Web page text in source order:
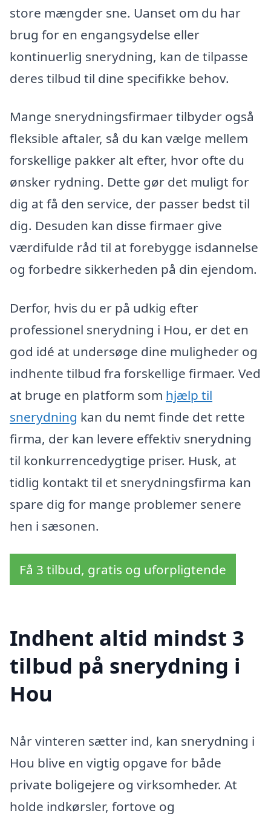
store mængder sne. Uanset om du har
brug for en engangsydelse eller
kontinuerlig snerydning, kan de tilpasse
deres tilbud til dine specifikke behov.
Mange snerydningsfirmaer tilbyder også
fleksible aftaler, så du kan vælge mellem
forskellige pakker alt efter, hvor ofte du
ønsker rydning. Dette gør det muligt for
dig at få den service, der passer bedst til
dig. Desuden kan disse firmaer give
værdifulde råd til at forebygge isdannelse
og forbedre sikkerheden på din ejendom.
Derfor, hvis du er på udkig efter
professionel snerydning i Hou, er det en
god idé at undersøge dine muligheder og
indhente tilbud fra forskellige firmaer. Ved
at bruge en platform som hjælp til
snerydning kan du nemt finde det rette
firma, der kan levere effektiv snerydning
til konkurrencedygtige priser. Husk, at
tidlig kontakt til et snerydningsfirma kan
spare dig for mange problemer senere
hen i sæsonen.
Få 3 tilbud, gratis og uforpligtende
Indhent altid mindst 3
tilbud på snerydning i
Hou
Når vinteren sætter ind, kan snerydning i
Hou blive en vigtig opgave for både
private boligejere og virksomheder. At
holde indkørsler, fortove og